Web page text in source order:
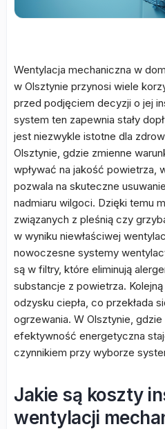
Wentylacja mechaniczna w
w Olsztynie przynosi wiele
przed podjęciem decyzji o jej
system ten zapewnia stały
jest niezwykle istotne dla
Olsztynie, gdzie zmienne
wpływać na jakość powietrza,
pozwala na skuteczne
nadmiaru wilgoci. Dzięki temu
związanych z pleśnią czy
w wyniku niewłaściwej
nowoczesne systemy
są w filtry, które eliminują
substancje z powietrza.
odzysku ciepła, co przekłada
ogrzewania. W Olsztynie,
efektywność energetyczna
czynnikiem przy wyborze
Jakie są koszty
wentylacji